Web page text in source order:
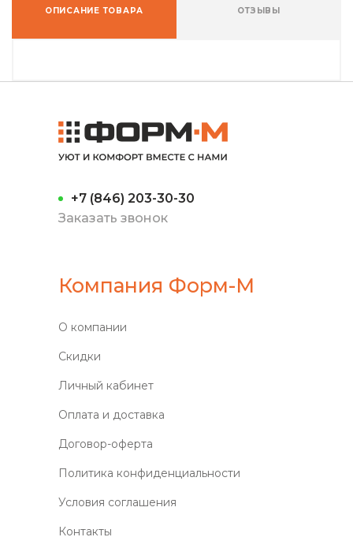
ОПИСАНИЕ ТОВАРА ОТЗЫВЫ
+7 (846) 203-30-30
Заказать звонок
Компания Форм-М
О компании
Скидки
Личный кабинет
Оплата и доставка
Договор-оферта
Политика конфиденциальности
Условия соглашения
Контакты